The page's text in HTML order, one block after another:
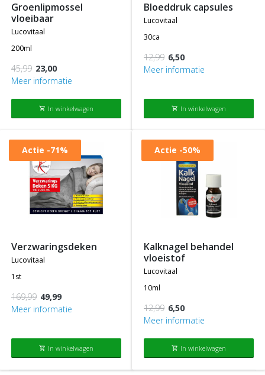
groenlipmossel
vloeibaar
lucovitaal
200ml
45,99 23,00
Meer informatie
shopping_cart In winkelwagen
bloeddruk capsules
lucovitaal
30ca
12,99 6,50
Meer informatie
shopping_cart In winkelwagen
Actie -71%
verzwaringsdeken
lucovitaal
1st
169,99 49,99
Meer informatie
shopping_cart In winkelwagen
Actie -50%
kalknagel behandel
vloeistof
lucovitaal
10ml
12,99 6,50
Meer informatie
shopping_cart In winkelwagen